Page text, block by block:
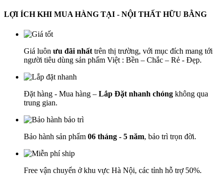
LỢI ÍCH KHI MUA HÀNG TẠI - NỘI THẤT HỮU BẰNG
Giá luôn ưu đãi nhất trên thị trường, với mục đích mang tới
người tiêu dùng sản phẩm Việt : Bền – Chắc – Rẻ - Đẹp.
Đặt hàng - Mua hàng – Lắp Đặt nhanh chóng không qua
trung gian.
Bảo hành sản phẩm 06 tháng - 5 năm, bảo trì trọn đời.
Free vận chuyển ở khu vực Hà Nội, các tỉnh hỗ trợ 50%.